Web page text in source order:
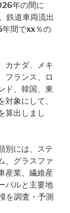
年の間に
鉄道車両流出
年間でxx％の
カナダ、メキ
フランス、ロ
ド、韓国、東
象にして、
算出しまし
別には、ステ
、グラスファ
産業、繊維産
バルと主要地
を調査・予測